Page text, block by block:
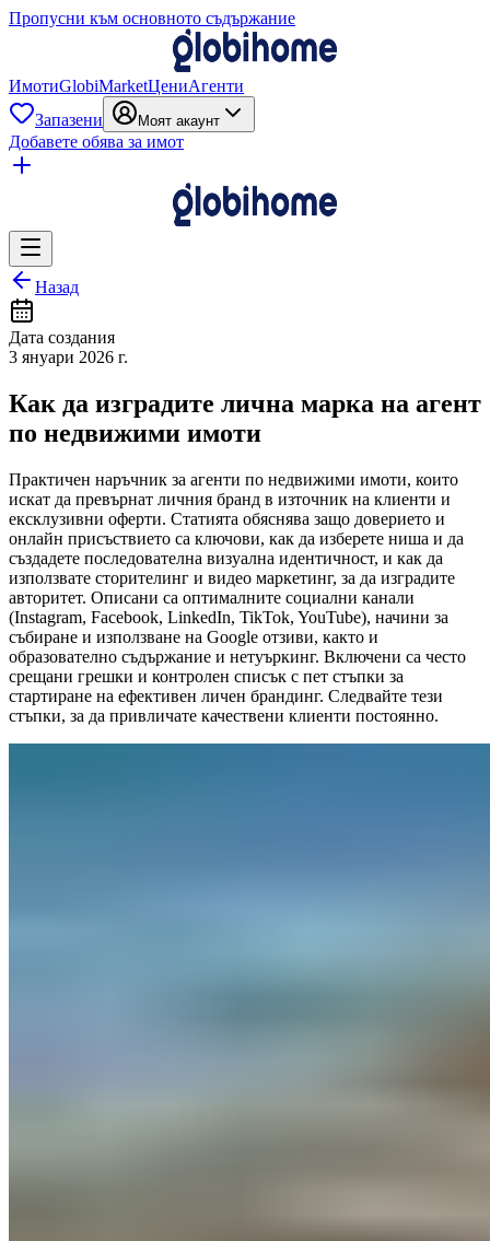
Пропусни към основното съдържание
ИмотиGlobiMarketЦениАгенти
Запазени
Моят акаунт
Добавете обява за имот
Назад
Дата создания
3 януари 2026 г.
Как да изградите лична марка на агент
по недвижими имоти
Практичен наръчник за агенти по недвижими имоти, които
искат да превърнат личния бранд в източник на клиенти и
ексклузивни оферти. Статията обяснява защо доверието и
онлайн присъствието са ключови, как да изберете ниша и да
създадете последователна визуална идентичност, и как да
използвате сторителинг и видео маркетинг, за да изградите
авторитет. Описани са оптималните социални канали
(Instagram, Facebook, LinkedIn, TikTok, YouTube), начини за
събиране и използване на Google отзиви, както и
образователно съдържание и нетуъркинг. Включени са често
срещани грешки и контролен списък с пет стъпки за
стартиране на ефективен личен брандинг. Следвайте тези
стъпки, за да привличате качествени клиенти постоянно.